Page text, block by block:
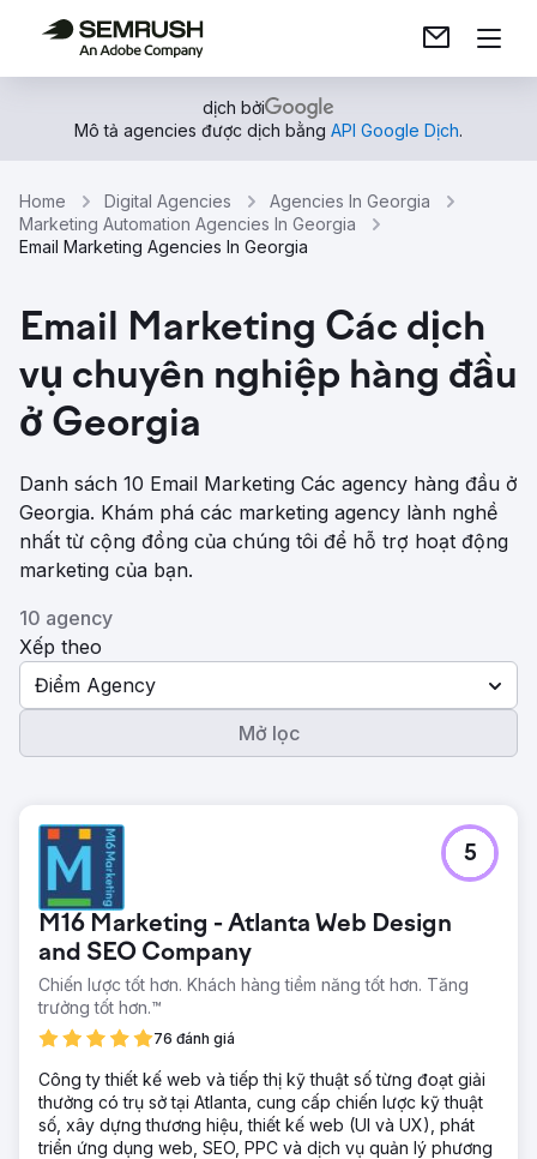
dịch bởi
Mô tả agencies được dịch bằng API Google Dịch.
Home Digital Agencies
Agencies In Georgia
Marketing Automation Agencies In Georgia
Email Marketing Agencies In Georgia
Email Marketing Các dịch
vụ chuyên nghiệp hàng đầu
ở Georgia
Danh sách 10 Email Marketing Các agency hàng đầu ở
Georgia. Khám phá các marketing agency lành nghề
nhất từ ​​cộng đồng của chúng tôi để hỗ trợ hoạt động
marketing của bạn.
10 agency
Xếp theo
Điểm Agency
Mở lọc
M16 Marketing - Atlanta Web Design
and SEO Company
Chiến lược tốt hơn. Khách hàng tiềm năng tốt hơn. Tăng
trưởng tốt hơn.™
76 đánh giá
5
Công ty thiết kế web và tiếp thị kỹ thuật số từng đoạt giải
thưởng có trụ sở tại Atlanta, cung cấp chiến lược kỹ thuật
số, xây dựng thương hiệu, thiết kế web (UI và UX), phát
triển ứng dụng web, SEO, PPC và dịch vụ quản lý phương